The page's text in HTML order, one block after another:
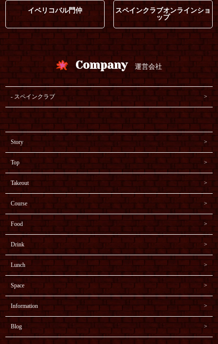
イベリコバル門仲
スペインクラブオンラインショ
ップ
Company 運営会社
スペインクラブ
Story
Top
Takeout
Course
Food
Drink
Lunch
Space
Information
Blog